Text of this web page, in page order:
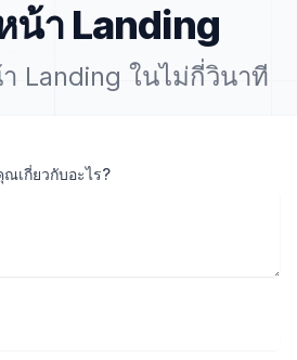
น้า Landing
Landing ในไม่กี่วินาที
เกี่ยวกับอะไร?